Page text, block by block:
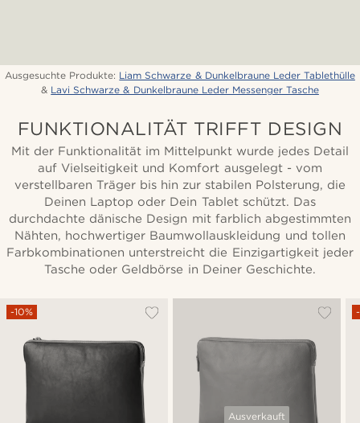
Ausgesuchte Produkte: Liam Schwarze & Dunkelbraune Leder Tablethülle
& Lavi Schwarze & Dunkelbraune Leder Messenger Tasche
FUNKTIONALITÄT TRIFFT DESIGN
Mit der Funktionalität im Mittelpunkt wurde jedes Detail
auf Vielseitigkeit und Komfort ausgelegt - vom
verstellbaren Träger bis hin zur stabilen Polsterung, die
Deinen Laptop oder Dein Tablet schützt. Das
durchdachte dänische Design mit farblich abgestimmten
Nähten, hochwertiger Baumwollauskleidung und tollen
Farbkombinationen unterstreicht die Einzigartigkeit jeder
Tasche oder Geldbörse in Deiner Geschichte.
-10%
Ausverkauft